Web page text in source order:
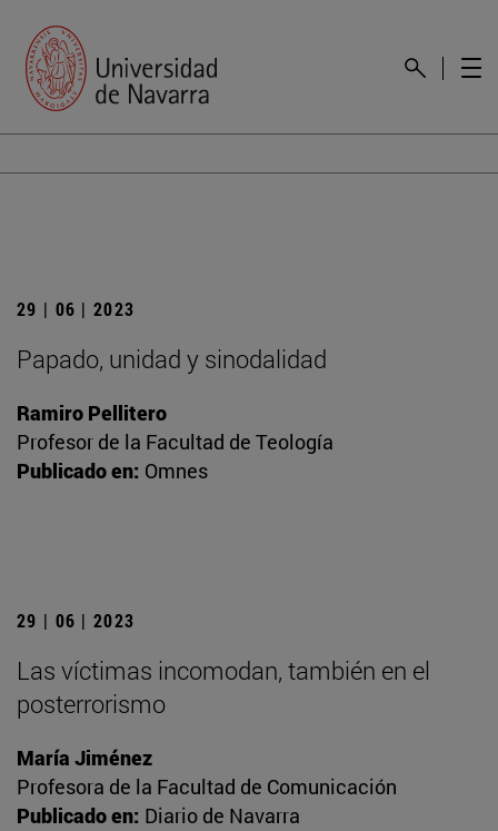
29 | 06 | 2023
Papado, unidad y sinodalidad
Ramiro Pellitero
Profesor de la Facultad de Teología
Publicado en: Omnes
29 | 06 | 2023
Las víctimas incomodan, también en el
posterrorismo
María Jiménez
Profesora de la Facultad de Comunicación
Publicado en: Diario de Navarra